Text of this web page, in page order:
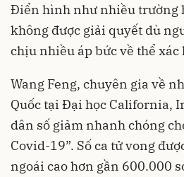
Điển hình như nhiều trường
không được giải quyết dù
chịu nhiều áp bức về thể xác
Wang Feng, chuyên gia về
Quốc tại Đại học California,
dân số giảm nhanh chóng
Covid-19”. Số ca tử vong
ngoái cao hơn gần 600.000